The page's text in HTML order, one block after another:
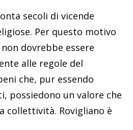
secoli di vicende
Per questo motivo
dovrebbe essere
alle regole del
che, pur essendo
possiedono un valore che
collettività. Rovigliano è